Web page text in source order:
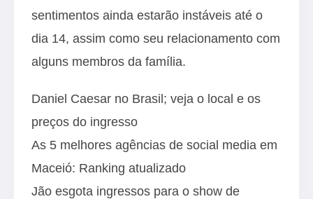
sentimentos ainda estarão instáveis até o
dia 14, assim como seu relacionamento com
alguns membros da família.
Daniel Caesar no Brasil; veja o local e os
preços do ingresso
As 5 melhores agências de social media em
Maceió: Ranking atualizado
Jão esgota ingressos para o show de